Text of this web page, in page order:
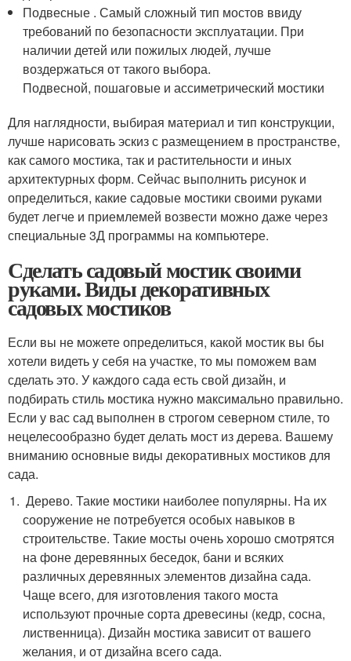
Подвесные . Самый сложный тип мостов ввиду
требований по безопасности эксплуатации. При
наличии детей или пожилых людей, лучше
воздержаться от такого выбора.
Подвесной, пошаговые и ассиметрический мостики
Для наглядности, выбирая материал и тип конструкции,
лучше нарисовать эскиз с размещением в пространстве,
как самого мостика, так и растительности и иных
архитектурных форм. Сейчас выполнить рисунок и
определиться, какие садовые мостики своими руками
будет легче и приемлемей возвести можно даже через
специальные 3Д программы на компьютере.
Сделать садовый мостик своими
руками. Виды декоративных
садовых мостиков
Если вы не можете определиться, какой мостик вы бы
хотели видеть у себя на участке, то мы поможем вам
сделать это. У каждого сада есть свой дизайн, и
подбирать стиль мостика нужно максимально правильно.
Если у вас сад выполнен в строгом северном стиле, то
нецелесообразно будет делать мост из дерева. Вашему
вниманию основные виды декоративных мостиков для
сада.
Дерево. Такие мостики наиболее популярны. На их
сооружение не потребуется особых навыков в
строительстве. Такие мосты очень хорошо смотрятся
на фоне деревянных беседок, бани и всяких
различных деревянных элементов дизайна сада.
Чаще всего, для изготовления такого моста
используют прочные сорта древесины (кедр, сосна,
лиственница). Дизайн мостика зависит от вашего
желания, и от дизайна всего сада.